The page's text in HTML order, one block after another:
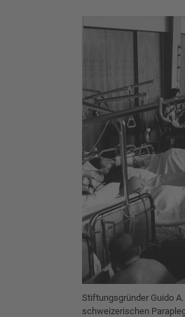
Stiftungsgründer Guido
schweizerischen